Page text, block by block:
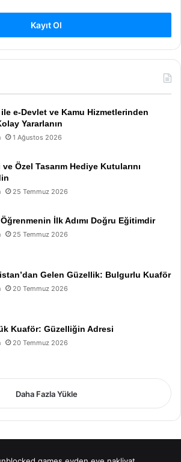
Kayıt Ol
ile e-Devlet ve Kamu Hizmetlerinden
Yararlanın
1 Ağustos 2026
Özel Tasarım Hediye Kutularını
25 Temmuz 2026
İlk Adımı Doğru Eğitimdir
25 Temmuz 2026
Gelen Güzellik: Bulgurlu Kuaför
20 Temmuz 2026
Kuaför: Güzelliğin Adresi
20 Temmuz 2026
Daha Fazla Yükle